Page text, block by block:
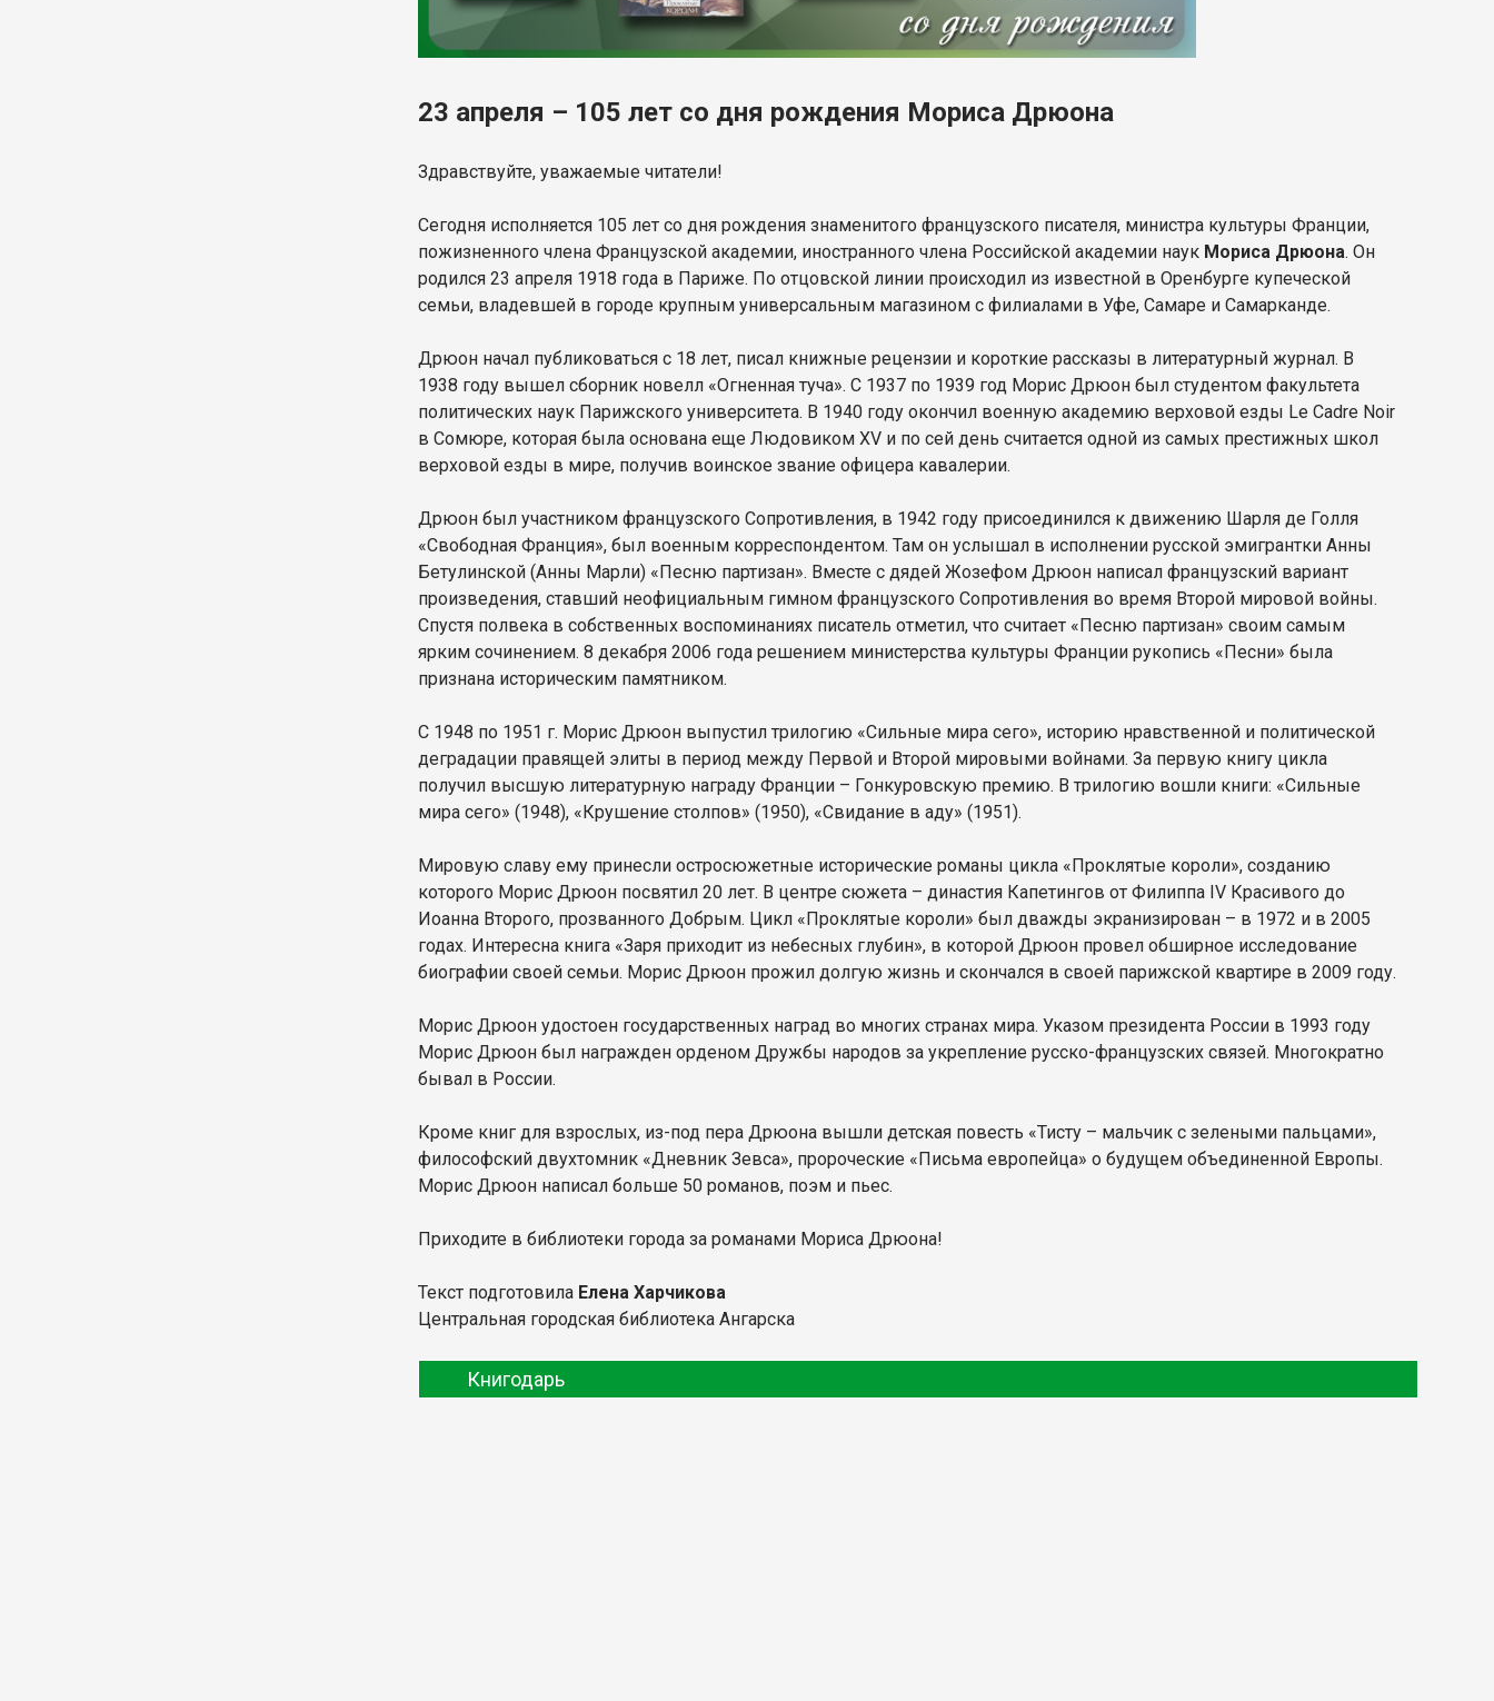
23 апреля – 105 лет со дня рождения Мориса Дрюона
Здравствуйте, уважаемые читатели!
Сегодня исполняется 105 лет со дня рождения знаменитого французского писателя, министра культуры Франции,
пожизненного члена Французской академии, иностранного члена Российской академии наук Мориса Дрюона. Он
родился 23 апреля 1918 года в Париже. По отцовской линии происходил из известной в Оренбурге купеческой
семьи, владевшей в городе крупным универсальным магазином с филиалами в Уфе, Самаре и Самарканде.
Дрюон начал публиковаться с 18 лет, писал книжные рецензии и короткие рассказы в литературный журнал. В
1938 году вышел сборник новелл «Огненная туча». С 1937 по 1939 год Морис Дрюон был студентом факультета
политических наук Парижского университета. В 1940 году окончил военную академию верховой езды Le Cadre Noir
в Сомюре, которая была основана еще Людовиком XV и по сей день считается одной из самых престижных школ
верховой езды в мире, получив воинское звание офицера кавалерии.
Дрюон был участником французского Сопротивления, в 1942 году присоединился к движению Шарля де Голля
«Свободная Франция», был военным корреспондентом. Там он услышал в исполнении русской эмигрантки Анны
Бетулинской (Анны Марли) «Песню партизан». Вместе с дядей Жозефом Дрюон написал французский вариант
произведения, ставший неофициальным гимном французского Сопротивления во время Второй мировой войны.
Спустя полвека в собственных воспоминаниях писатель отметил, что считает «Песню партизан» своим самым
ярким сочинением. 8 декабря 2006 года решением министерства культуры Франции рукопись «Песни» была
признана историческим памятником.
С 1948 по 1951 г. Морис Дрюон выпустил трилогию «Сильные мира сего», историю нравственной и политической
деградации правящей элиты в период между Первой и Второй мировыми войнами. За первую книгу цикла
получил высшую литературную награду Франции – Гонкуровскую премию. В трилогию вошли книги: «Сильные
мира сего» (1948), «Крушение столпов» (1950), «Свидание в аду» (1951).
Мировую славу ему принесли остросюжетные исторические романы цикла «Проклятые короли», созданию
которого Морис Дрюон посвятил 20 лет. В центре сюжета – династия Капетингов от Филиппа IV Красивого до
Иоанна Второго, прозванного Добрым. Цикл «Проклятые короли» был дважды экранизирован – в 1972 и в 2005
годах. Интересна книга «Заря приходит из небесных глубин», в которой Дрюон провел обширное исследование
биографии своей семьи. Морис Дрюон прожил долгую жизнь и скончался в своей парижской квартире в 2009 году.
Морис Дрюон удостоен государственных наград во многих странах мира. Указом президента России в 1993 году
Морис Дрюон был награжден орденом Дружбы народов за укрепление русско-французских связей. Многократно
бывал в России.
Кроме книг для взрослых, из-под пера Дрюона вышли детская повесть «Тисту – мальчик с зелеными пальцами»,
философский двухтомник «Дневник Зевса», пророческие «Письма европейца» о будущем объединенной Европы.
Морис Дрюон написал больше 50 романов, поэм и пьес.
Приходите в библиотеки города за романами Мориса Дрюона!
Текст подготовила Елена Харчикова
Центральная городская библиотека Ангарска
Книгодарь